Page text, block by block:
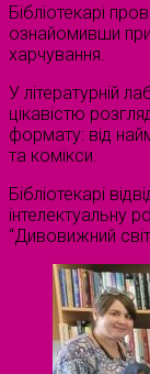
Бібліотекарі
ознайомивши
харчування.
У літературній
цікавістю
формату: від
та комікси.
Бібліотекарі
інтелектуальну
“Дивовижний